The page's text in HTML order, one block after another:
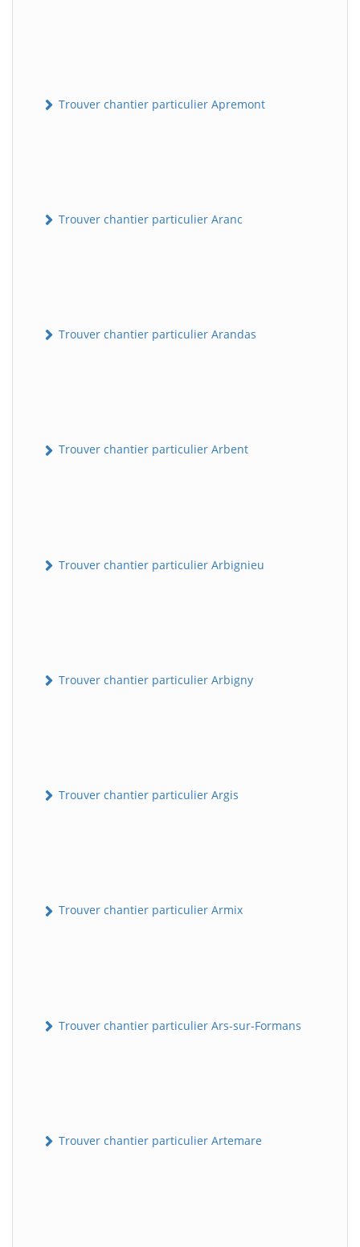
Trouver chantier particulier Apremont
Trouver chantier particulier Aranc
Trouver chantier particulier Arandas
Trouver chantier particulier Arbent
Trouver chantier particulier Arbignieu
Trouver chantier particulier Arbigny
Trouver chantier particulier Argis
Trouver chantier particulier Armix
Trouver chantier particulier Ars-sur-Formans
Trouver chantier particulier Artemare